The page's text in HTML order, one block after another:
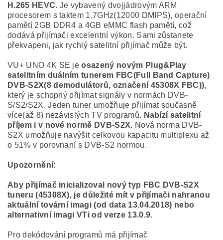
H.265 HEVC. Je vybavený dvojjádrovým ARM
procesorem s taktem 1,7GHz(12000 DMIPS), operační
pamětí 2GB DDR4 a 4GB eMMC flash pamětí, což
dodává přijímači excelentní výkon. Sami zůstanete
překvapeni, jak rychlý satelitní přijímač může být.
VU+ UNO 4K SE jeosazený novým Plug&Play
satelitním duálním tunerem FBC(Full Band Capture)
DVB-S2X(8 demodulátorů, označení 45308X FBC)),
který je schopný přijímat signály v normách DVB-
S/S2/S2X. Jeden tuner umožňuje přijímat současně
více(až 8) nezávislých TV programů. Nabízí satelitní
příjem i v nové normě DVB-S2X. Nová norma DVB-
S2X umožňuje navýšit celkovou kapacitu multiplexu až
o 51% v porovnaní s DVB-S2 normou.
Upozornění:
Aby přijímač inicializoval nový typ FBC DVB-S2X
tuneru (45308X), je důležité mít v přijímači nahranou
aktuální tovární imagi (od data 13.04.2018) nebo
alternativní imagi VTi od verze 13.0.9.
Pro dekódování programů má přijímač